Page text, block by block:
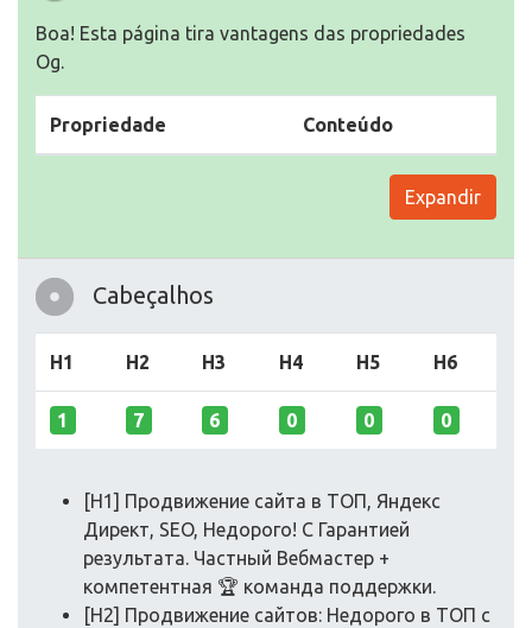
Boa! Esta página tira vantagens das propriedades
Og.
Propriedade Conteúdo
Expandir
Cabeçalhos
H1 H2 H3 H4 H5 H6
1 7 6 0 0 0
[H1] Продвижение сайта в ТОП, Яндекс
Директ, SEO, Недорого! С Гарантией
результата. Частный Вебмастер +
компетентная 🏆 команда поддержки.
[H2] Продвижение сайтов: Недорого в ТОП с